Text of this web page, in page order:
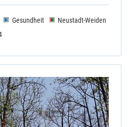
Gesundheit
Neustadt-Weiden